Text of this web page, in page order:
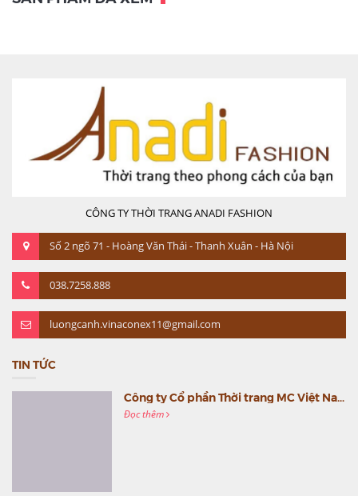
CÔNG TY THỜI TRANG ANADI FASHION
Số 2 ngõ 71 - Hoàng Văn Thái - Thanh Xuân - Hà Nội
038.7258.888
luongcanh.vinaconex11@gmail.com
TIN TỨC
Công ty Cổ phần Thời trang MC Việt Nam (MC Fashion) tổ chức Gala mừng sinh nhật lần thứ 9
Đọc thêm